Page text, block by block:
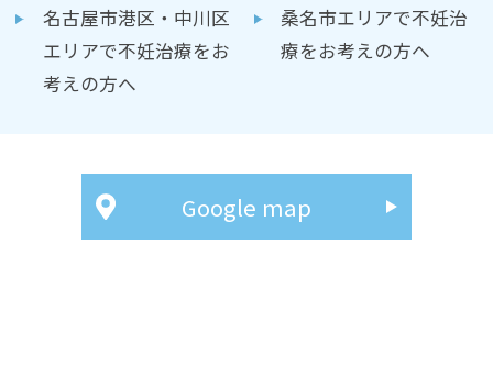
名古屋市港区・中川区
エリアで不妊治療をお
考えの方へ
桑名市エリアで不妊治
療をお考えの方へ
Google map